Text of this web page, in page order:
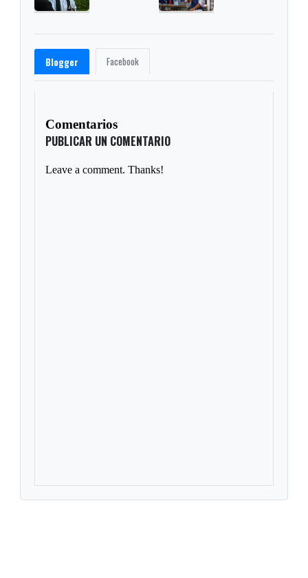
Blogger Facebook
Comentarios
PUBLICAR UN COMENTARIO
Leave a comment. Thanks!